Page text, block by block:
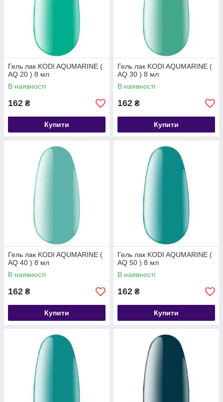
Гель лак KODI AQUMARINE (
AQ 20 ) 8 мл
В наявності
162 ₴
Купити
Гель лак KODI AQUMARINE (
AQ 30 ) 8 мл
В наявності
162 ₴
Купити
Гель лак KODI AQUMARINE (
AQ 40 ) 8 мл
В наявності
162 ₴
Купити
Гель лак KODI AQUMARINE (
AQ 50 ) 8 мл
В наявності
162 ₴
Купити